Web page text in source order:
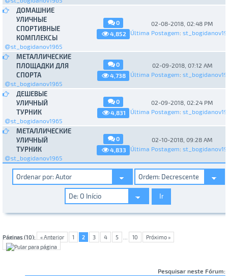
ДОМАШНИЕ
УЛИЧНЫЕ
СПОРТИВНЫЕ
КОМПЛЕКСЫ
st_bogidanov1965
0
4,852
02-08-2018, 02:48 PM
Última Postagem:
МЕТАЛЛИЧЕСКИЕ
ПЛОЩАДКИ ДЛЯ
СПОРТА
st_bogidanov1965
0
4,738
02-09-2018, 07:12 AM
Última Postagem:
ДЕШЕВЫЕ
УЛИЧНЫЙ
ТУРНИК
st_bogidanov1965
0
4,831
02-09-2018, 02:24 PM
Última Postagem:
МЕТАЛЛИЧЕСКИЕ
УЛИЧНЫЙ
ТУРНИК
st_bogidanov1965
0
4,833
02-10-2018, 09:28 AM
Última Postagem:
Páginas (10): « Anterior 1 2 3 4 5 10 Próximo »
Pesquisar neste Fórum: